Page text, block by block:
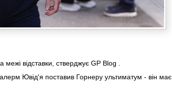
межі відставки, стверджує GP Blog .
Ювід'я поставив Горнеру ультиматум - він має